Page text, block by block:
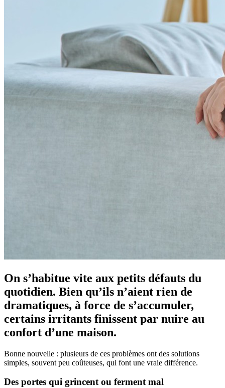
On s’habitue vite aux petits défauts du
quotidien. Bien qu’ils n’aient rien de
dramatiques, à force de s’accumuler,
certains irritants finissent par nuire au
confort d’une maison.
Bonne nouvelle : plusieurs de ces problèmes ont des solutions
simples, souvent peu coûteuses, qui font une vraie différence.
Des portes qui grincent ou ferment mal